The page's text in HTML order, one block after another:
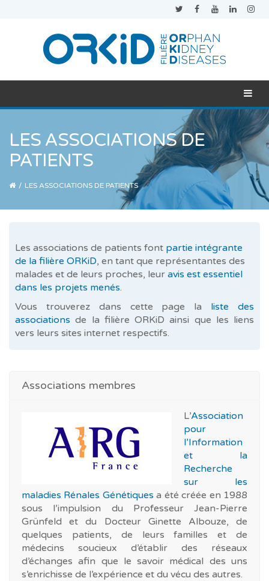
LES ASSOCIATIONS DE
PATIENTS
/ LES ASSOCIATIONS DE PATIENTS
Les associations de patients font partie intégrante
de la filière ORKiD, en tant que représentantes des
malades et de leurs proches, leur avis est essentiel
dans les projets menés.
Vous trouverez dans cette page la liste des
associations de la filière ORKiD ainsi que les liens
vers leurs sites internet respectifs.
Associations membres
L’Association
pour
l’Information
et la
Recherche
sur les
maladies Rénales Génétiques a été créée en 1988
sous l’impulsion du Professeur Jean-Pierre
Grünfeld et du Docteur Ginette Albouze, de
quelques patients, de leurs familles et de
médecins soucieux d’établir des réseaux
d’échanges afin que le savoir médical des uns
s’enrichisse de l’expérience et du vécu des autres.